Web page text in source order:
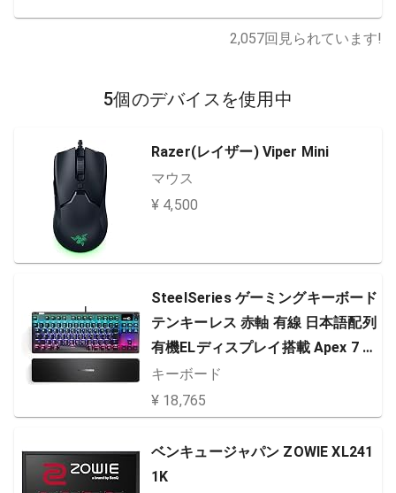
2,057回見られています!
5個のデバイスを使用中
Razer(レイザー) Viper Mini
マウス
¥ 4,500
SteelSeries ゲーミングキーボード
テンキーレス 赤軸 有線 日本語配列
有機ELディスプレイ搭載 Apex 7 T
KL Red Switch 64649
キーボード
¥ 18,765
ベンキュージャパン ZOWIE XL241
1K